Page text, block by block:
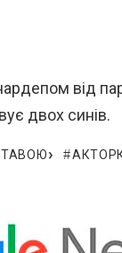
від
двох синів.